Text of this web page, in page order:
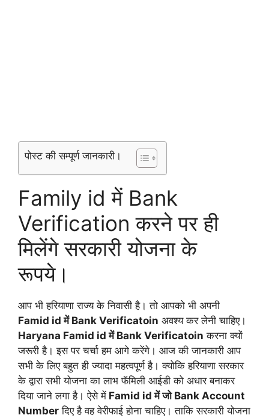
पोस्ट की सम्पूर्ण जानकारी।
Family id में Bank
Verification करने पर ही
मिलेंगे सरकारी योजना के
रूपये।
आप भी हरियाणा राज्य के निवासी है। तो आपको भी अपनी
Famid id में Bank Verificatoin अवश्य कर लेनी चाहिए।
Haryana Famid id में Bank Verificatoin करना क्यों
जरूरी है। इस पर चर्चा हम आगे करेंगे। आज की जानकारी आप
सभी के लिए बहुत ही ज्यादा महत्वपूर्ण है। क्योकि हरियाणा सरकार
के द्वारा सभी योजना का लाभ फॅमिली आईडी को अधार बनाकर
दिया जाने लगा है। ऐसे में Famid id में जो Bank Account
Number दिए है वह वेरीफाई होना चाहिए। ताकि सरकारी योजना